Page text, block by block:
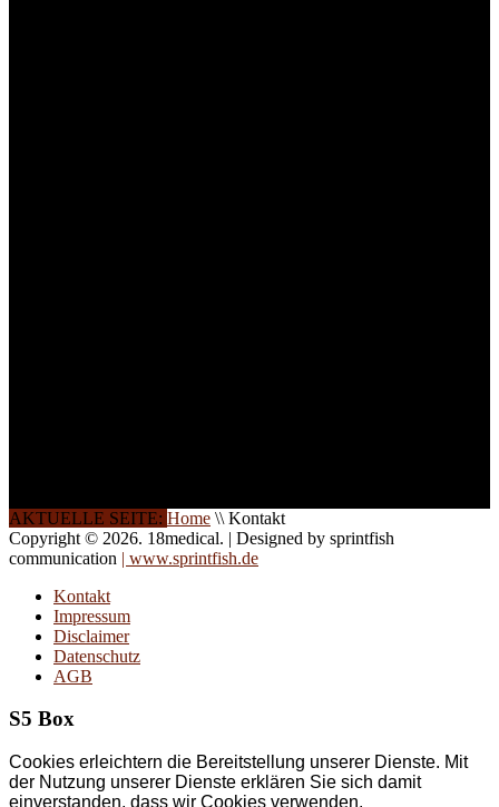
AKTUELLE SEITE: Home \\ Kontakt
Copyright © 2026. 18medical. | Designed by sprintfish
communication | www.sprintfish.de
Kontakt
Impressum
Disclaimer
Datenschutz
AGB
S5 Box
Cookies erleichtern die Bereitstellung unserer Dienste. Mit
der Nutzung unserer Dienste erklären Sie sich damit
einverstanden, dass wir Cookies verwenden.